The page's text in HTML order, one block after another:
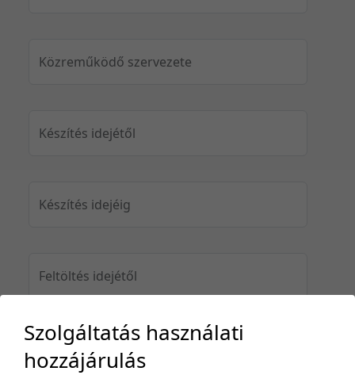
Közreműködő szervezete
Készítés idejétől
Készítés idejéig
Feltöltés idejétől
Feltöltés idejéig
Szolgáltatás használati
hozzájárulás